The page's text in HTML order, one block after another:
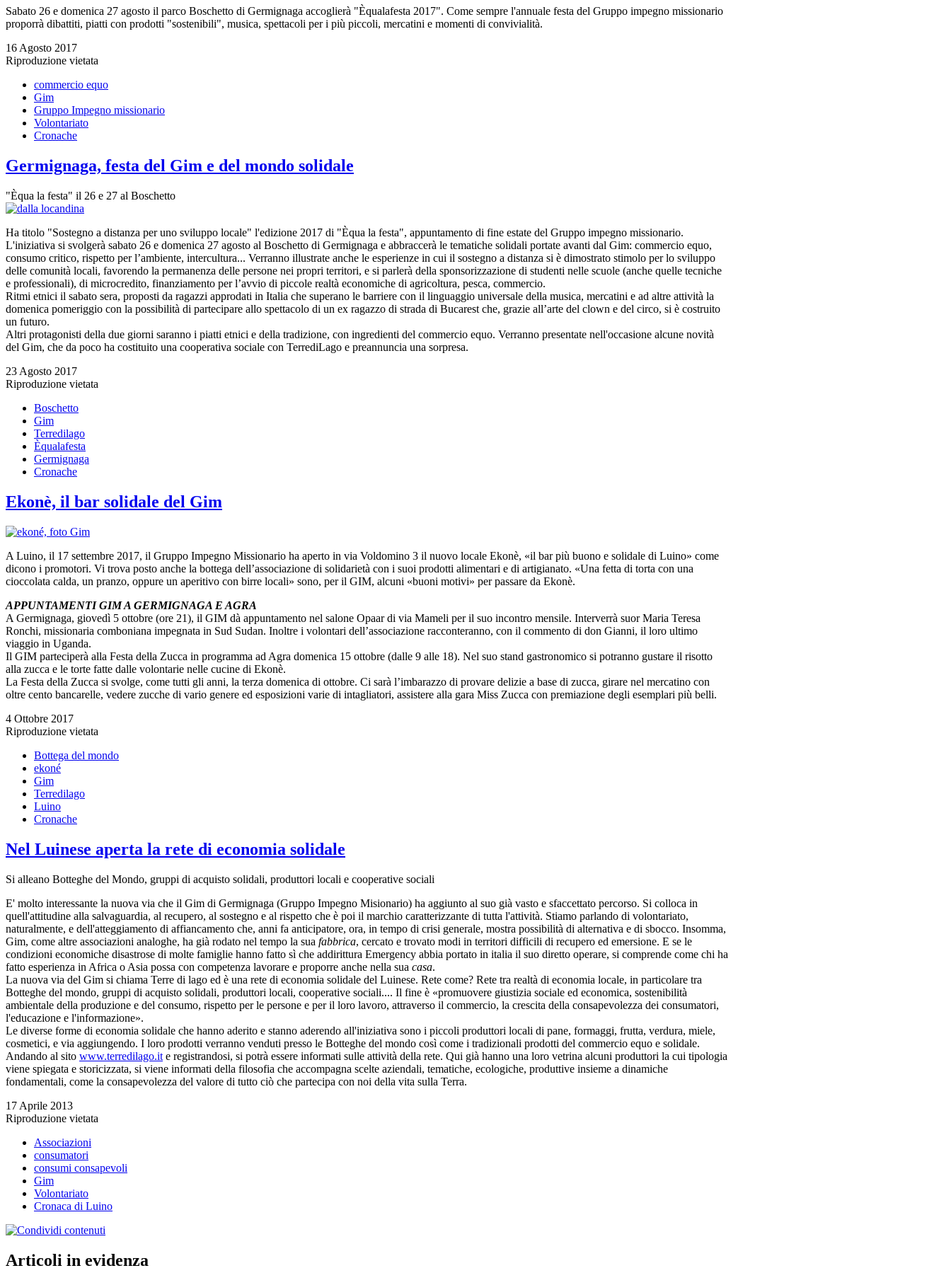
Sabato 26 e domenica 27 agosto il parco Boschetto di Germignaga accoglierà "Èqualafesta 2017". Come sempre l'annuale festa del Gruppo impegno missionario
proporrà dibattiti, piatti con prodotti "sostenibili", musica, spettacoli per i più piccoli, mercatini e momenti di convivialità.
16 Agosto 2017
Riproduzione vietata
commercio equo
Gim
Gruppo Impegno missionario
Volontariato
Cronache
Germignaga, festa del Gim e del mondo solidale
"Èqua la festa" il 26 e 27 al Boschetto
Ha titolo "Sostegno a distanza per uno sviluppo locale" l'edizione 2017 di "Èqua la festa", appuntamento di fine estate del Gruppo impegno missionario.
L'iniziativa si svolgerà sabato 26 e domenica 27 agosto al Boschetto di Germignaga e abbraccerà le tematiche solidali portate avanti dal Gim: commercio equo,
consumo critico, rispetto per l’ambiente, intercultura... Verranno illustrate anche le esperienze in cui il sostegno a distanza si è dimostrato stimolo per lo sviluppo
delle comunità locali, favorendo la permanenza delle persone nei propri territori, e si parlerà della sponsorizzazione di studenti nelle scuole (anche quelle tecniche
e professionali), di microcredito, finanziamento per l’avvio di piccole realtà economiche di agricoltura, pesca, commercio.
Ritmi etnici il sabato sera, proposti da ragazzi approdati in Italia che superano le barriere con il linguaggio universale della musica, mercatini e ad altre attività la
domenica pomeriggio con la possibilità di partecipare allo spettacolo di un ex ragazzo di strada di Bucarest che, grazie all’arte del clown e del circo, si è costruito
un futuro.
Altri protagonisti della due giorni saranno i piatti etnici e della tradizione, con ingredienti del commercio equo. Verranno presentate nell'occasione alcune novità
del Gim, che da poco ha costituito una cooperativa sociale con TerrediLago e preannuncia una sorpresa.
23 Agosto 2017
Riproduzione vietata
Boschetto
Gim
Terredilago
Èqualafesta
Germignaga
Cronache
Ekonè, il bar solidale del Gim
A Luino, il 17 settembre 2017, il Gruppo Impegno Missionario ha aperto in via Voldomino 3 il nuovo locale Ekonè, «il bar più buono e solidale di Luino» come
dicono i promotori. Vi trova posto anche la bottega dell’associazione di solidarietà con i suoi prodotti alimentari e di artigianato. «Una fetta di torta con una
cioccolata calda, un pranzo, oppure un aperitivo con birre locali» sono, per il GIM, alcuni «buoni motivi» per passare da Ekonè.
APPUNTAMENTI GIM A GERMIGNAGA E AGRA
A Germignaga, giovedì 5 ottobre (ore 21), il GIM dà appuntamento nel salone Opaar di via Mameli per il suo incontro mensile. Interverrà suor Maria Teresa
Ronchi, missionaria comboniana impegnata in Sud Sudan. Inoltre i volontari dell’associazione racconteranno, con il commento di don Gianni, il loro ultimo
viaggio in Uganda.
Il GIM parteciperà alla Festa della Zucca in programma ad Agra domenica 15 ottobre (dalle 9 alle 18). Nel suo stand gastronomico si potranno gustare il risotto
alla zucca e le torte fatte dalle volontarie nelle cucine di Ekonè.
La Festa della Zucca si svolge, come tutti gli anni, la terza domenica di ottobre. Ci sarà l’imbarazzo di provare delizie a base di zucca, girare nel mercatino con
oltre cento bancarelle, vedere zucche di vario genere ed esposizioni varie di intagliatori, assistere alla gara Miss Zucca con premiazione degli esemplari più belli.
4 Ottobre 2017
Riproduzione vietata
Bottega del mondo
ekoné
Gim
Terredilago
Luino
Cronache
Nel Luinese aperta la rete di economia solidale
Si alleano Botteghe del Mondo, gruppi di acquisto solidali, produttori locali e cooperative sociali
E' molto interessante la nuova via che il Gim di Germignaga (Gruppo Impegno Misionario) ha aggiunto al suo già vasto e sfaccettato percorso. Si colloca in
quell'attitudine alla salvaguardia, al recupero, al sostegno e al rispetto che è poi il marchio caratterizzante di tutta l'attività. Stiamo parlando di volontariato,
naturalmente, e dell'atteggiamento di affiancamento che, anni fa anticipatore, ora, in tempo di crisi generale, mostra possibilità di alternativa e di sbocco. Insomma,
Gim, come altre associazioni analoghe, ha già rodato nel tempo la sua fabbrica, cercato e trovato modi in territori difficili di recupero ed emersione. E se le
condizioni economiche disastrose di molte famiglie hanno fatto sì che addirittura Emergency abbia portato in italia il suo diretto operare, si comprende come chi ha
fatto esperienza in Africa o Asia possa con competenza lavorare e proporre anche nella sua casa.
La nuova via del Gim si chiama Terre di lago ed è una rete di economia solidale del Luinese. Rete come? Rete tra realtà di economia locale, in particolare tra
Botteghe del mondo, gruppi di acquisto solidali, produttori locali, cooperative sociali.... Il fine è «promuovere giustizia sociale ed economica, sostenibilità
ambientale della produzione e del consumo, rispetto per le persone e per il loro lavoro, attraverso il commercio, la crescita della consapevolezza dei consumatori,
l'educazione e l'informazione».
Le diverse forme di economia solidale che hanno aderito e stanno aderendo all'iniziativa sono i piccoli produttori locali di pane, formaggi, frutta, verdura, miele,
cosmetici, e via aggiungendo. I loro prodotti verranno venduti presso le Botteghe del mondo così come i tradizionali prodotti del commercio equo e solidale.
Andando al sito www.terredilago.it e registrandosi, si potrà essere informati sulle attività della rete. Qui già hanno una loro vetrina alcuni produttori la cui tipologia
viene spiegata e storicizzata, si viene informati della filosofia che accompagna scelte aziendali, tematiche, ecologiche, produttive insieme a dinamiche
fondamentali, come la consapevolezza del valore di tutto ciò che partecipa con noi della vita sulla Terra.
17 Aprile 2013
Riproduzione vietata
Associazioni
consumatori
consumi consapevoli
Gim
Volontariato
Cronaca di Luino
Articoli in evidenza